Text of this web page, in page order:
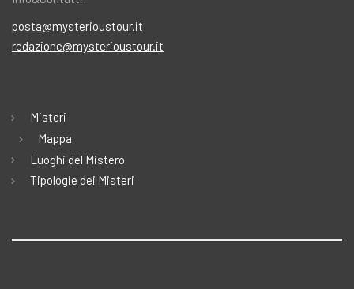
posta@mysterioustour.it
redazione@mysterioustour.it
Misteri
Mappa
Luoghi del Mistero
Tipologie dei Misteri